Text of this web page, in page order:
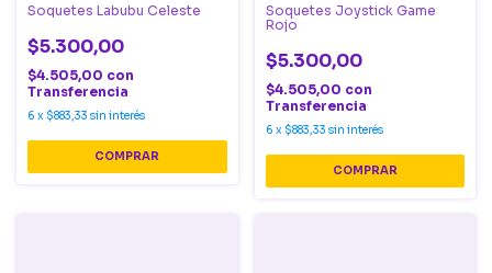
Soquetes Labubu Celeste
$5.300,00
$4.505,00 con
Transferencia
6 x $883,33 sin interés
Soquetes Joystick Game
Rojo
$5.300,00
$4.505,00 con
Transferencia
6 x $883,33 sin interés